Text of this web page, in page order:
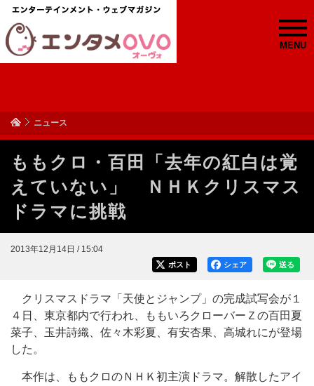
MENU
ニュース
ももクロ・百田「去年の紅白は覚
えていない」 ＮＨＫクリスマス
ドラマに挑戦
2013年12月14日 / 15:04
送る
シェア
ポスト
クリスマスドラマ「天使とジャンプ」の完成試写会が１
４日、東京都内で行われ、ももいろクローバーＺの百田夏
菜子、玉井詩織、佐々木彩夏、有安杏果、高城れにが登場
した。
本作は、ももクロのＮＨＫ初主演ドラマ。解散したアイ